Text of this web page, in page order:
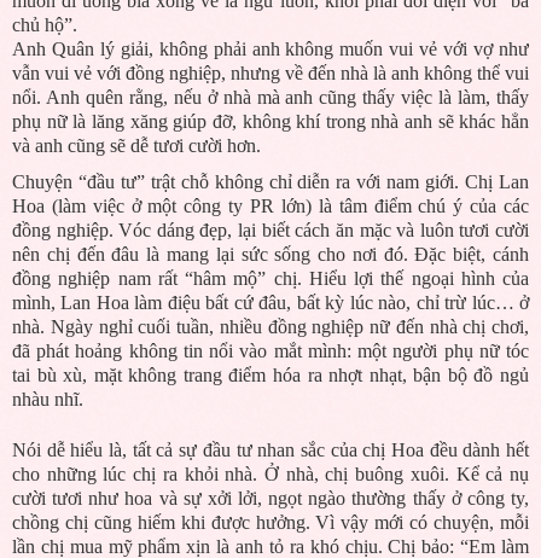
chủ hộ”.
Anh Quân lý giải, không phải anh không muốn vui vẻ với vợ như
vẫn vui vẻ với đồng nghiệp, nhưng về đến nhà là anh không thể vui
nổi. Anh quên rằng, nếu ở nhà mà anh cũng thấy việc là làm, thấy
phụ nữ là lăng xăng giúp đỡ, không khí trong nhà anh sẽ khác hẳn
và anh cũng sẽ dễ tươi cười hơn.
Chuyện “đầu tư” trật chỗ không chỉ diễn ra với nam giới. Chị Lan
Hoa (làm việc ở một công ty PR lớn) là tâm điểm chú ý của các
đồng nghiệp. Vóc dáng đẹp, lại biết cách ăn mặc và luôn tươi cười
nên chị đến đâu là mang lại sức sống cho nơi đó. Đặc biệt, cánh
đồng nghiệp nam rất “hâm mộ” chị. Hiểu lợi thế ngoại hình của
mình, Lan Hoa làm điệu bất cứ đâu, bất kỳ lúc nào, chỉ trừ lúc… ở
nhà. Ngày nghỉ cuối tuần, nhiều đồng nghiệp nữ đến nhà chị chơi,
đã phát hoảng không tin nổi vào mắt mình: một người phụ nữ tóc
tai bù xù, mặt không trang điểm hóa ra nhợt nhạt, bận bộ đồ ngủ
nhàu nhĩ.
Nói dễ hiểu là, tất cả sự đầu tư nhan sắc của chị Hoa đều dành hết
cho những lúc chị ra khỏi nhà. Ở nhà, chị buông xuôi. Kể cả nụ
cười tươi như hoa và sự xởi lởi, ngọt ngào thường thấy ở công ty,
chồng chị cũng hiếm khi được hưởng. Vì vậy mới có chuyện, mỗi
lần chị mua mỹ phẩm xịn là anh tỏ ra khó chịu. Chị bảo: “Em làm